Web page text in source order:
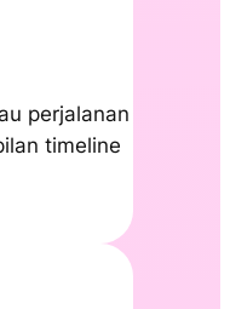
perjalanan
timeline